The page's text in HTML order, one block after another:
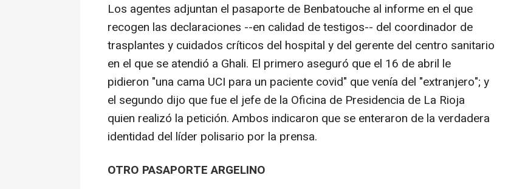
Los agentes adjuntan el pasaporte de Benbatouche al informe en el que
recogen las declaraciones --en calidad de testigos-- del coordinador de
trasplantes y cuidados críticos del hospital y del gerente del centro sanitario
en el que se atendió a Ghali. El primero aseguró que el 16 de abril le
pidieron "una cama UCI para un paciente covid" que venía del "extranjero"; y
el segundo dijo que fue el jefe de la Oficina de Presidencia de La Rioja
quien realizó la petición. Ambos indicaron que se enteraron de la verdadera
identidad del líder polisario por la prensa.
OTRO PASAPORTE ARGELINO